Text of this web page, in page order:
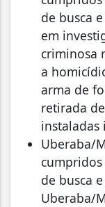
de busca
em
criminosa
a
arma de
retirada
instaladas
Uberaba/
de busca
Uberaba/